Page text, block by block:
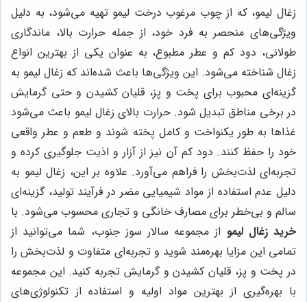
زغال لیمو، که از چوب مرغوب درخت لیمو تهیه می‌شود، به دلیل
ویژگی‌های منحصر به فرد خود، از جمله حرارت بالا، ماندگاری
طولانی، دود کم و عطر مطبوع، به عنوان یکی از بهترین انواع
زغال شناخته می‌شود. این ویژگی‌ها باعث شده‌اند که زغال لیمو به
گزینه‌ای محبوب برای پخت و پز، قلیان کشیدن و حتی گرمایش
در برخی مناطق تبدیل شود. حرارت بالای زغال لیمو باعث می‌شود
غذاها به طور یکنواخت و کامل پخته شوند و طعم و عطر واقعی
خود را حفظ کنند. دود کم آن نیز از آزار و اذیت جلوگیری کرده و
تجربه‌ای لذت‌بخش را فراهم می‌آورد. علاوه بر این، زغال لیمو به
دلیل عدم استفاده از مواد شیمیایی مضر در فرآیند تولید، گزینه‌ای
سالم و بی‌خطر برای مصارف خانگی و تجاری محسوب می‌شود. با
خرید زغال لیمو از مجموعه سالار سوز جنوب، شما می‌توانید از
تمامی این مزایا بهره‌مند شوید و تجربه‌ای متفاوت و لذت‌بخش را
در پخت و پز، قلیان کشیدن و گرمایش تجربه کنید. این مجموعه
با بهره‌گیری از بهترین مواد اولیه و استفاده از تکنولوژی‌های